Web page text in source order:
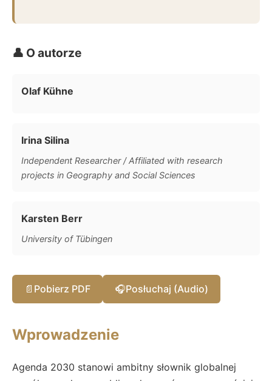
👤 O autorze
Olaf Kühne
Irina Silina
Independent Researcher / Affiliated with research
projects in Geography and Social Sciences
Karsten Berr
University of Tübingen
📄 Pobierz PDF 🎧Posłuchaj (Audio)
Wprowadzenie
Agenda 2030 stanowi ambitny słownik globalnej